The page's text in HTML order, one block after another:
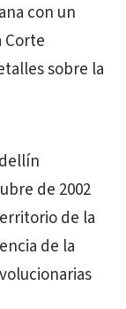
con un
Corte
sobre la
de 2002
de la
de la